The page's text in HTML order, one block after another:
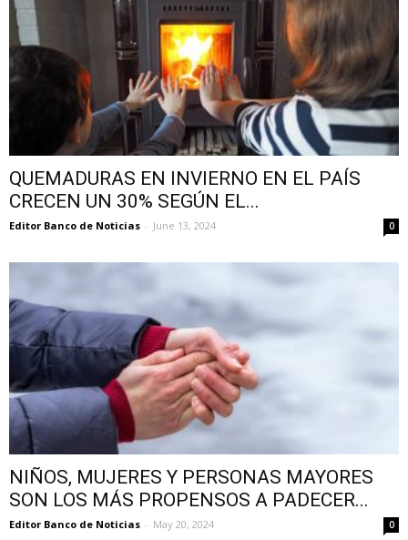
QUEMADURAS EN INVIERNO EN EL PAÍS
CRECEN UN 30% SEGÚN EL...
Editor Banco de Noticias - June 13, 2024 0
NIÑOS, MUJERES Y PERSONAS MAYORES
SON LOS MÁS PROPENSOS A PADECER...
Editor Banco de Noticias - May 20, 2024 0